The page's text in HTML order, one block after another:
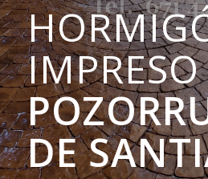
IMPRESO
DE